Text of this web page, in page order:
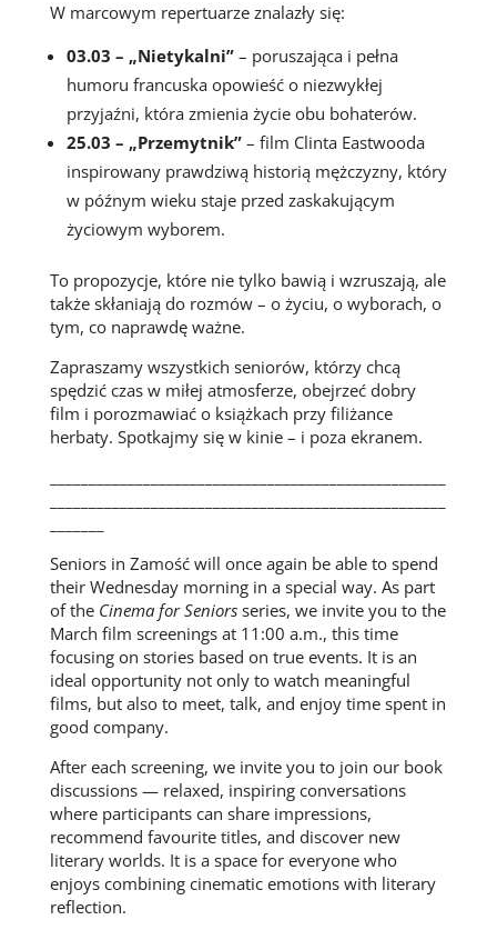
W marcowym repertuarze znalazły się:
03.03 – „Nietykalni”– poruszająca i pełna
humoru francuska opowieść o niezwykłej
przyjaźni, która zmienia życie obu bohaterów.
25.03 – „Przemytnik”– film Clinta Eastwooda
inspirowany prawdziwą historią mężczyzny, który
w późnym wieku staje przed zaskakującym
życiowym wyborem.
To propozycje, które nie tylko bawią i wzruszają, ale
także skłaniają do rozmów – o życiu, o wyborach, o
tym, co naprawdę ważne.
Zapraszamy wszystkich seniorów, którzy chcą
spędzić czas w miłej atmosferze, obejrzeć dobry
film i porozmawiać o książkach przy filiżance
herbaty. Spotkajmy się w kinie – i poza ekranem.
Seniors in Zamość will once again be able to spend
their Wednesday morning in a special way. As part
of the Cinema for Seniorsseries, we invite you to the
March film screenings at 11:00 a.m., this time
focusing on stories based on true events. It is an
ideal opportunity not only to watch meaningful
films, but also to meet, talk, and enjoy time spent in
good company.
After each screening, we invite you to join our book
discussions — relaxed, inspiring conversations
where participants can share impressions,
recommend favourite titles, and discover new
literary worlds. It is a space for everyone who
enjoys combining cinematic emotions with literary
reflection.